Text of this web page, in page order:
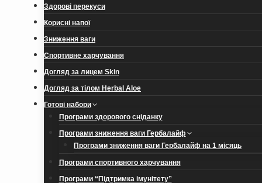
Здорові перекуси
Корисні напої
Зниження ваги
Спортивне харчування
Догляд за лицем Skin
Догляд за тілом Herbal Aloe
Готові набори
Програми здорового сніданку
Програми зниження ваги Гербалайф
Програми зниження ваги Гербалайф на 1 місяць
Програми спортивного харчування
Програми “Підтримка імунітету”